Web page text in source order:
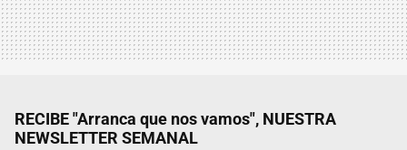
RECIBE "Arranca que nos vamos", NUESTRA
NEWSLETTER SEMANAL